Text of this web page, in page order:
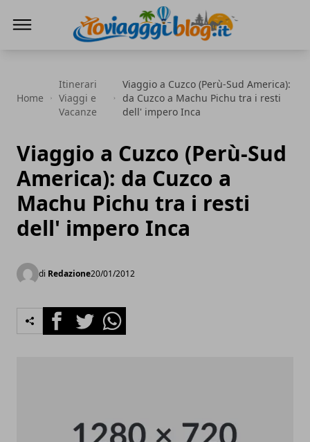
Home
Itinerari
Viaggi e
Vacanze
Viaggio a Cuzco (Perù-Sud America):
da Cuzco a Machu Pichu tra i resti
dell' impero Inca
Viaggio a Cuzco (Perù-Sud
America): da Cuzco a
Machu Pichu tra i resti
dell' impero Inca
di Redazione20/01/2012
FacebookTwitterWhatsapp